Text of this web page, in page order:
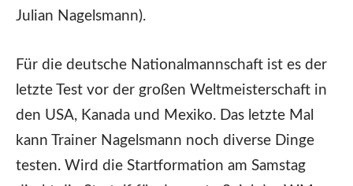
Julian Nagelsmann).
Für die deutsche Nationalmannschaft ist es der
letzte Test vor der großen Weltmeisterschaft in
den USA, Kanada und Mexiko. Das letzte Mal
kann Trainer Nagelsmann noch diverse Dinge
testen. Wird die Startformation am Samstag